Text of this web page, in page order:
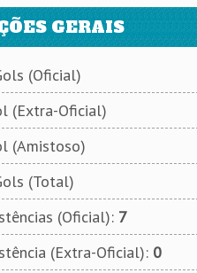
GERAIS
(Oficial)
(Extra-Oficial)
(Amistoso)
(Total)
(Oficial): 7
(Extra-Oficial): 0